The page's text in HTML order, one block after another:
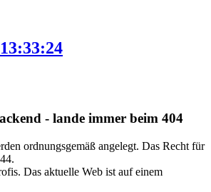
- lande immer beim 404
ordnungsgemäß angelegt. Das Recht für
Das aktuelle Web ist auf einem